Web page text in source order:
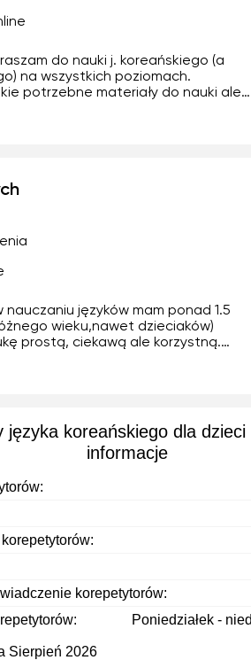
do nauki j. koreańskiego (a
na wszystkich poziomach.
potrzebne materiały do nauki ale
z tych zaproponowanych
nauczaniu języków mam ponad 1.5
wieku,nawet dzieciaków)
prostą, ciekawą ale korzystną.
gramatykę, uczyć słówka,
języka koreańskiego dla
informacje
korepetytorów:
Poniedziałek -
Sierpień 2026